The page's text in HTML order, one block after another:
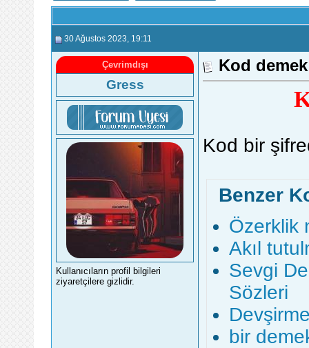
30 Ağustos 2023 , 19:11
Çevrimdışı
Gress
Kullanıcıların profil bilgileri
ziyaretçilere gizlidir.
Kod
Kod bir
Benzer
Özerklik
Akıl
Sevgi
Sözleri
bir